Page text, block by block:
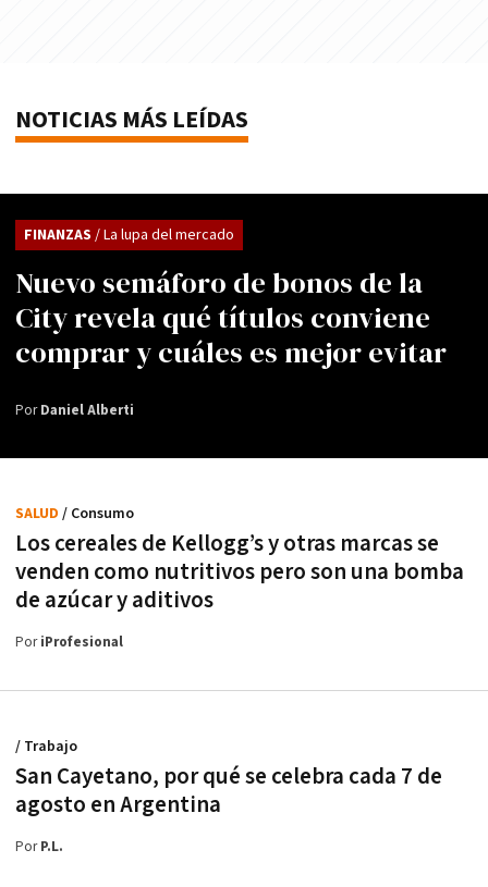
NOTICIAS MÁS LEÍDAS
Nuevo semáforo de bonos de la
City revela qué títulos conviene
comprar y cuáles es mejor evitar
FINANZAS / La lupa del mercado
PorDaniel Alberti
Los cereales de Kellogg’s y otras marcas se
venden como nutritivos pero son una bomba
de azúcar y aditivos
SALUD / Consumo
PoriProfesional
San Cayetano, por qué se celebra cada 7 de
agosto en Argentina
/ Trabajo
PorP.L.